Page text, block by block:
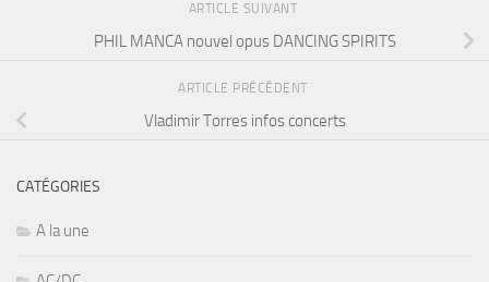
ARTICLE SUIVANT
PHIL MANCA nouvel opus DANCING SPIRITS
ARTICLE PRÉCÉDENT
Vladimir Torres infos concerts
CATÉGORIES
A la une